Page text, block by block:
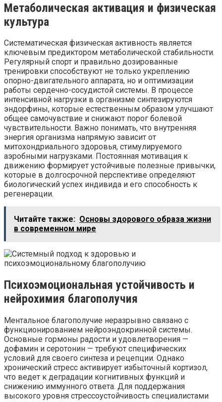
Метаболическая активация и физическая
культура
Систематическая физическая активность является
ключевым предиктором метаболической стабильности.
Регулярный спорт и правильно дозированные
тренировки способствуют не только укреплению
опорно-двигательного аппарата, но и оптимизации
работы сердечно-сосудистой системы. В процессе
интенсивной нагрузки в организме синтезируются
эндорфины, которые естественным образом улучшают
общее самочувствие и снижают порог болевой
чувствительности. Важно понимать, что внутренняя
энергия организма напрямую зависит от
митохондриального здоровья, стимулируемого
аэробными нагрузками. Постоянная мотивация к
движению формирует устойчивые полезные привычки,
которые в долгосрочной перспективе определяют
биологический успех индивида и его способность к
регенерации.
Читайте также: Основы здорового образа жизни
в современном мире
Психоэмоциональная устойчивость и
нейрохимия благополучия
Ментальное благополучие неразрывно связано с
функционированием нейроэндокринной системы.
Основные гормоны радости и удовлетворения —
дофамин и серотонин — требуют специфических
условий для своего синтеза и рецепции. Однако
хронический стресс активирует избыточный кортизол,
что ведет к деградации когнитивных функций и
снижению иммунного ответа. Для поддержания
высокого уровня стрессоустойчивость специалистами